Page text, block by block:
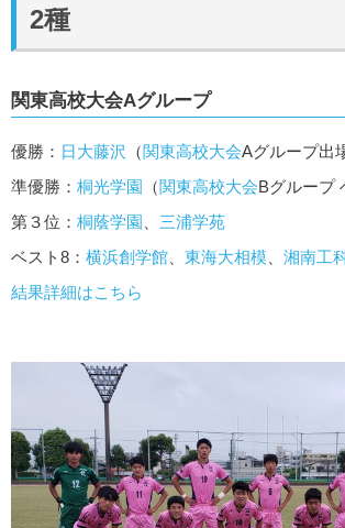
2種
関東高校大会Aグループ
優勝： 日大藤沢 （関東高校大会Aグループ出
準優勝： 桐光学園 （関東高校大会Bグループ
第３位： 桐蔭学園
三浦学苑
ベスト8： 横浜創学館 東海大相模 湘南工
結果詳細はこちら